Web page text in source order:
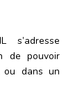
s’adresse
de pouvoir
ou dans un